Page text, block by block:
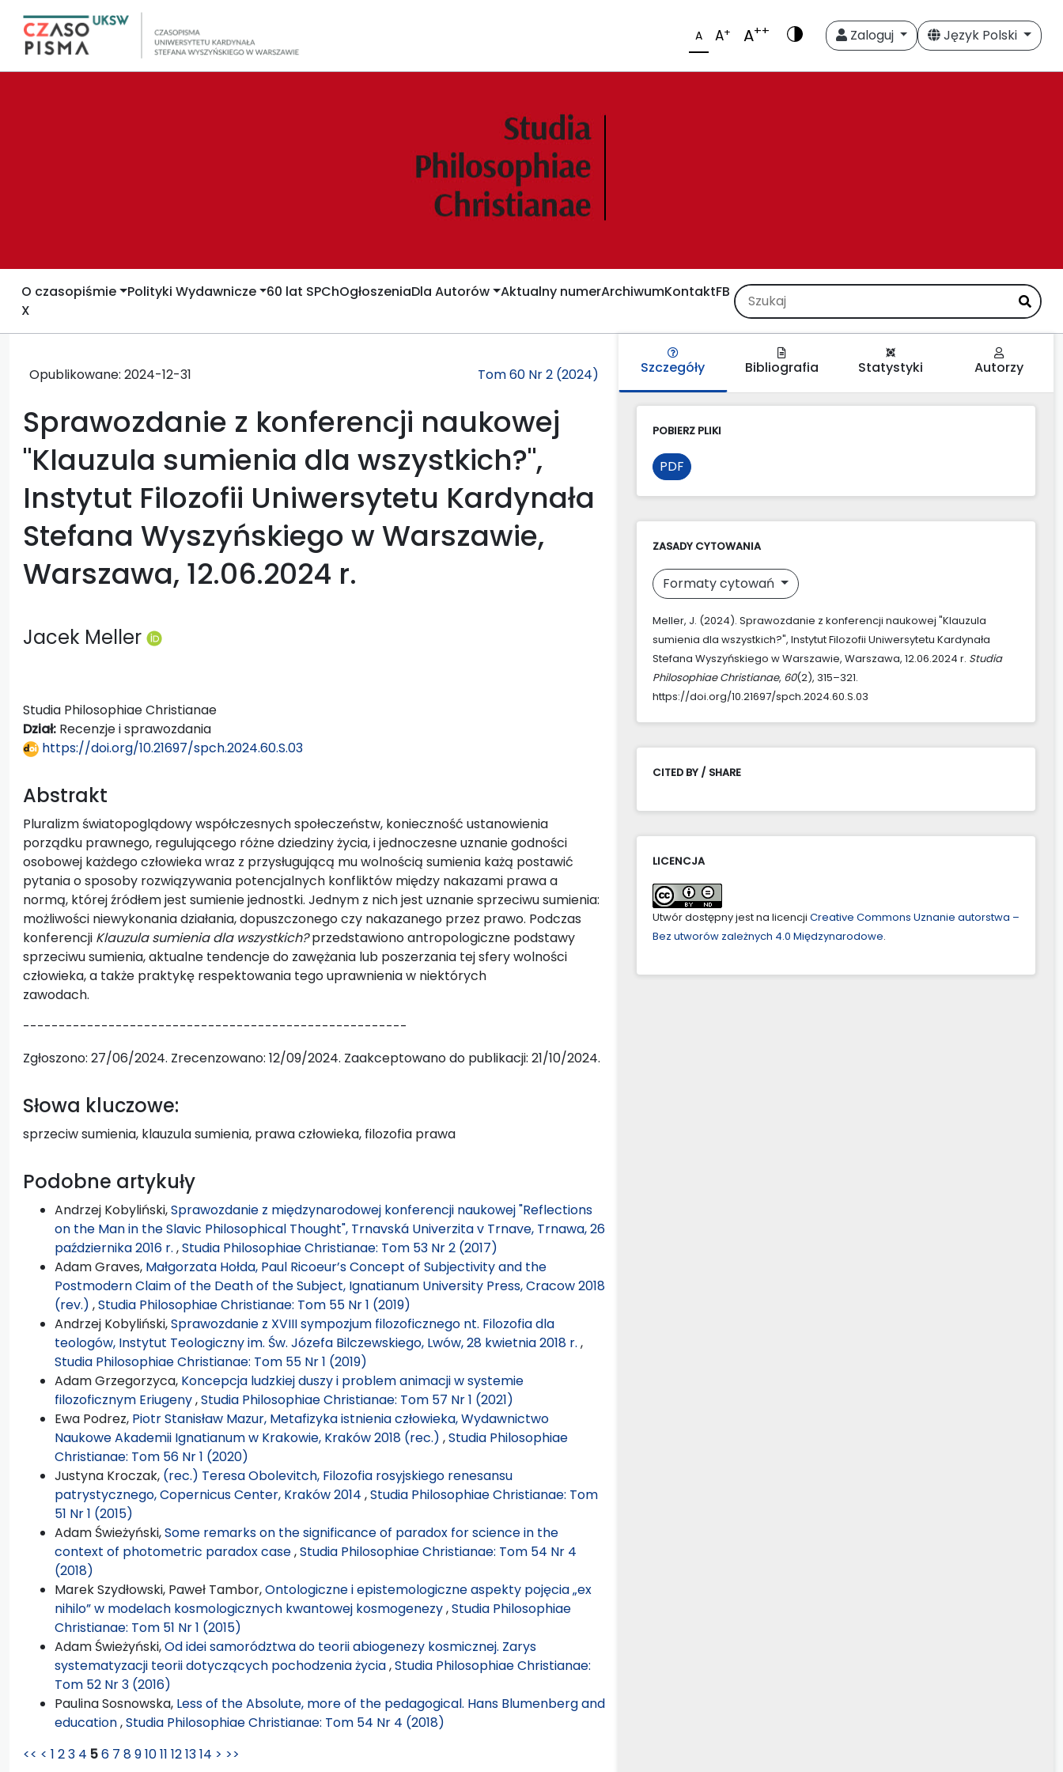
A A+ A++ Zaloguj Język Polski
O czasopiśmie Polityki Wydawnicze 60 lat SPChOgłoszeniaDla Autorów Aktualny numerArchiwumKontaktFB
X
Opublikowane: 2024-12-31 Tom 60 Nr 2 (2024)
Sprawozdanie z konferencji naukowej
"Klauzula sumienia dla wszystkich?",
Instytut Filozofii Uniwersytetu Kardynała
Stefana Wyszyńskiego w Warszawie,
Warszawa, 12.06.2024 r.
Jacek Meller
Studia Philosophiae Christianae
Dział: Recenzje i sprawozdania
https://doi.org/10.21697/spch.2024.60.S.03
Abstrakt
Pluralizm światopoglądowy współczesnych społeczeństw, konieczność ustanowienia
porządku prawnego, regulującego różne dziedziny życia, i jednoczesne uznanie godności
osobowej każdego człowieka wraz z przysługującą mu wolnością sumienia każą postawić
pytania o sposoby rozwiązywania potencjalnych konfliktów między nakazami prawa a
normą, której źródłem jest sumienie jednostki. Jednym z nich jest uznanie sprzeciwu sumienia:
możliwości niewykonania działania, dopuszczonego czy nakazanego przez prawo. Podczas
konferencji Klauzula sumienia dla wszystkich?przedstawiono antropologiczne podstawy
sprzeciwu sumienia, aktualne tendencje do zawężania lub poszerzania tej sfery wolności
człowieka, a także praktykę respektowania tego uprawnienia w niektórych
zawodach.
------------------------------------------------------
Zgłoszono: 27/06/2024. Zrecenzowano: 12/09/2024. Zaakceptowano do publikacji: 21/10/2024.
Słowa kluczowe:
sprzeciw sumienia, klauzula sumienia, prawa człowieka, filozofia prawa
Podobne artykuły
Andrzej Kobyliński,Sprawozdanie z międzynarodowej konferencji naukowej "Reflections
on the Man in the Slavic Philosophical Thought", Trnavská Univerzita v Trnave, Trnawa, 26
października 2016 r. ,Studia Philosophiae Christianae: Tom 53 Nr 2 (2017)
Adam Graves, Małgorzata Hołda, Paul Ricoeur’s Concept of Subjectivity and the
Postmodern Claim of the Death of the Subject, Ignatianum University Press, Cracow 2018
(rev.) ,Studia Philosophiae Christianae: Tom 55 Nr 1 (2019)
Andrzej Kobyliński,Sprawozdanie z XVIII sympozjum filozoficznego nt. Filozofia dla
teologów, Instytut Teologiczny im. Św. Józefa Bilczewskiego, Lwów, 28 kwietnia 2018 r. ,
Studia Philosophiae Christianae: Tom 55 Nr 1 (2019)
Adam Grzegorzyca, Koncepcja ludzkiej duszy i problem animacji w systemie
filozoficznym Eriugeny,Studia Philosophiae Christianae: Tom 57 Nr 1 (2021)
Ewa Podrez, Piotr Stanisław Mazur, Metafizyka istnienia człowieka, Wydawnictwo
Naukowe Akademii Ignatianum w Krakowie, Kraków 2018 (rec.) ,Studia Philosophiae
Christianae: Tom 56 Nr 1 (2020)
Justyna Kroczak, (rec.) Teresa Obolevitch, Filozofia rosyjskiego renesansu
patrystycznego, Copernicus Center, Kraków 2014 ,Studia Philosophiae Christianae: Tom
51 Nr 1 (2015)
Adam Świeżyński,Some remarks on the significance of paradox for science in the
context of photometric paradox case,Studia Philosophiae Christianae: Tom 54 Nr 4
(2018)
Marek Szydłowski, Paweł Tambor,Ontologiczne i epistemologiczne aspekty pojęcia „ex
nihilo” w modelach kosmologicznych kwantowej kosmogenezy,Studia Philosophiae
Christianae: Tom 51 Nr 1 (2015)
Adam Świeżyński,Od idei samorództwa do teorii abiogenezy kosmicznej. Zarys
systematyzacji teorii dotyczących pochodzenia życia,Studia Philosophiae Christianae:
Tom 52 Nr 3 (2016)
Paulina Sosnowska, Less of the Absolute, more of the pedagogical. Hans Blumenberg and
education,Studia Philosophiae Christianae: Tom 54 Nr 4 (2018)
<< < 1 23 4 56 7 891011 121314 > >>
Szczegóły Bibliografia Statystyki Autorzy
POBIERZ PLIKI
PDF
ZASADY CYTOWANIA
Formaty cytowań
Meller, J. (2024). Sprawozdanie z konferencji naukowej "Klauzula
sumienia dla wszystkich?", Instytut Filozofii Uniwersytetu Kardynała
Stefana Wyszyńskiego w Warszawie, Warszawa, 12.06.2024 r. Studia
Philosophiae Christianae, 60(2), 315–321.
https://doi.org/10.21697/spch.2024.60.S.03
CITED BY / SHARE
LICENCJA
Utwór dostępny jest na licencji Creative Commons Uznanie autorstwa –
Bez utworów zależnych 4.0 Międzynarodowe.